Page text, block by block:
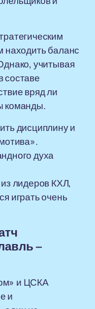
находить баланс
учитывая
составе
вряд ли
команды.
дисциплину и
духа
лидеров КХЛ,
играть очень
–
и ЦСКА
и